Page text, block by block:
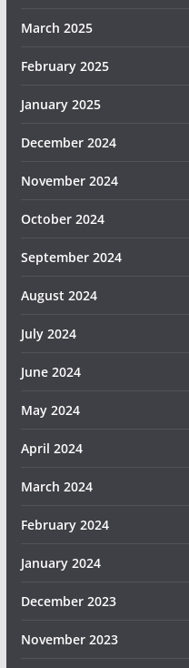
March 2025
February 2025
January 2025
December 2024
November 2024
October 2024
September 2024
August 2024
July 2024
June 2024
May 2024
April 2024
March 2024
February 2024
January 2024
December 2023
November 2023